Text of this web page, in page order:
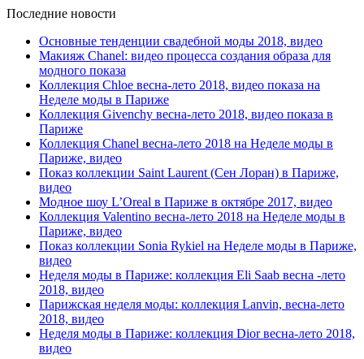
Последние новости
Основные тенденции свадебной моды 2018, видео
Макияж Chanel: видео процесса создания образа для
модного показа
Коллекция Chloe весна-лето 2018, видео показа на
Неделе моды в Париже
Коллекция Givenchy весна-лето 2018, видео показа в
Париже
Коллекция Chanel весна-лето 2018 на Неделе моды в
Париже, видео
Показ коллекции Saint Laurent (Сен Лоран) в Париже,
видео
Модное шоу L’Oreal в Париже в октябре 2017, видео
Коллекция Valentino весна-лето 2018 на Неделе моды в
Париже, видео
Показ коллекции Sonia Rykiel на Неделе моды в Париже,
видео
Неделя моды в Париже: коллекция Eli Saab весна -лето
2018, видео
Парижская неделя моды: коллекция Lanvin, весна-лето
2018, видео
Неделя моды в Париже: коллекция Dior весна-лето 2018,
видео